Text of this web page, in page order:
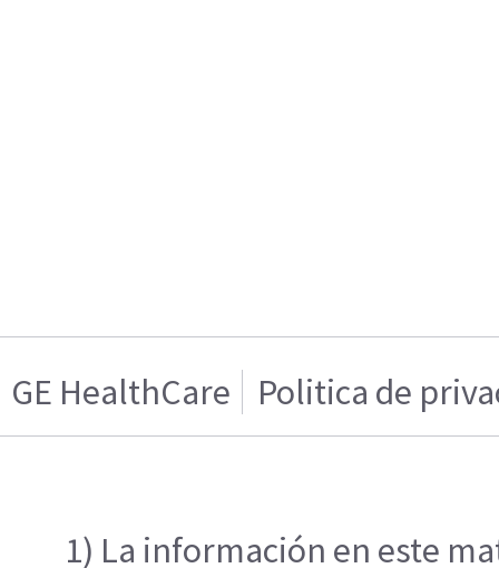
GE HealthCare Politica de
1) La información en este